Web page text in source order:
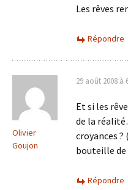
Les rêves
Répondre
Olivier
Goujon
29 août 2008 à
Et si les
de la
croyances ?
bouteille de
Répondre